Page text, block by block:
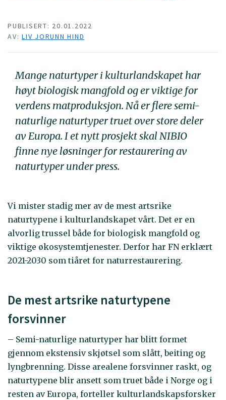
PUBLISERT: 20.01.2022
AV: LIV JORUNN HIND
Mange naturtyper i kulturlandskapet har
høyt biologisk mangfold og er viktige for
verdens matproduksjon. Nå er flere semi-
naturlige naturtyper truet over store deler
av Europa. I et nytt prosjekt skal NIBIO
finne nye løsninger for restaurering av
naturtyper under press.
Vi mister stadig mer av de mest artsrike
naturtypene i kulturlandskapet vårt. Det er en
alvorlig trussel både for biologisk mangfold og
viktige økosystemtjenester. Derfor har FN erklært
2021-2030 som tiåret for naturrestaurering.
De mest artsrike naturtypene
forsvinner
– Semi-naturlige naturtyper har blitt formet
gjennom ekstensiv skjøtsel som slått, beiting og
lyngbrenning. Disse arealene forsvinner raskt, og
naturtypene blir ansett som truet både i Norge og i
resten av Europa, forteller kulturlandskapsforsker